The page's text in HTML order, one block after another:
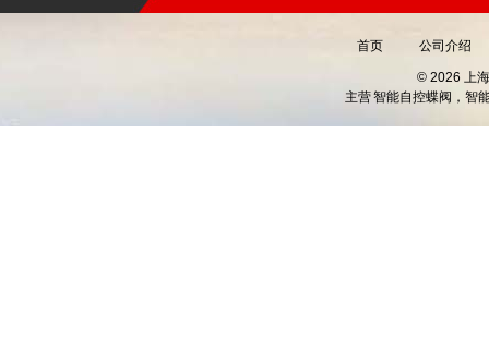
首页 公司介绍
© 2026 上
主营智能自控蝶阀，智